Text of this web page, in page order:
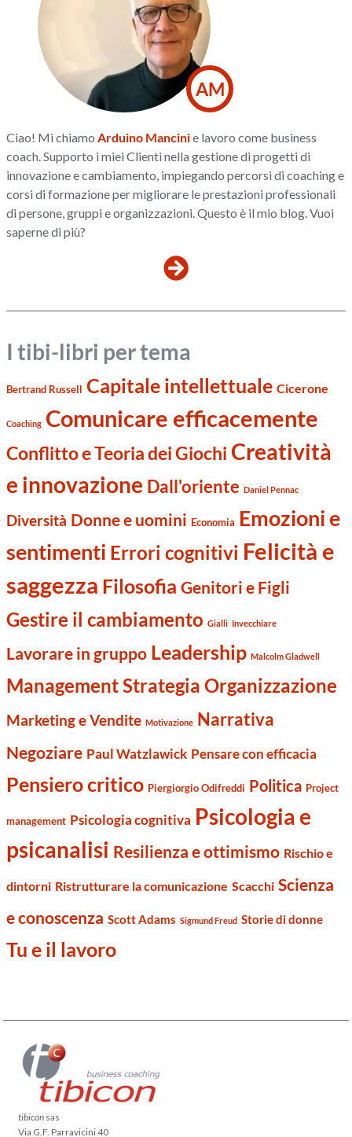
AM
Ciao! Mi chiamoArduino Mancinie lavoro come business
coach. Supporto i miei Clienti nella gestione di progetti di
innovazione e cambiamento, impiegando percorsi di coaching e
corsi di formazione per migliorare le prestazioni professionali
di persone, gruppi e organizzazioni. Questo è il mio blog. Vuoi
saperne di più?
I tibi-libri per tema
Bertrand Russell Capitale intellettuale Cicerone
Coaching Comunicare efficacemente
Conflitto e Teoria dei Giochi Creatività
e innovazione Dall'oriente Daniel Pennac
Diversità Donne e uomini Economia Emozioni e
sentimenti Errori cognitivi Felicità e
saggezza Filosofia Genitori e Figli
Gestire il cambiamento Gialli Invecchiare
Lavorare in gruppo Leadership Malcolm Gladwell
Management Strategia Organizzazione
Marketing e Vendite Motivazione Narrativa
Negoziare Paul Watzlawick Pensare con efficacia
Pensiero critico Piergiorgio Odifreddi Politica Project
management Psicologia cognitiva Psicologia e
psicanalisi Resilienza e ottimismo Rischio e
dintorni Ristrutturare la comunicazione Scacchi Scienza
e conoscenza Scott Adams Sigmund Freud Storie di donne
Tu e il lavoro
tibicon sas
Via G.F. Parravicini 40